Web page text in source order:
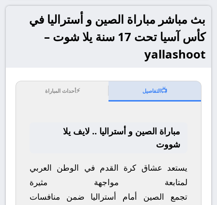
بث مباشر مباراة الصين و أستراليا في
كأس آسيا تحت 17 سنة يلا شوت –
yallashoot
📺التفاصيل ⚡أحداث المباراة
مباراة الصين و أستراليا .. لايف يلا
شووت
يستعد عشاق كرة القدم في الوطن العربي
لمتابعة مواجهة مثيرة
تجمع الصين أمام أستراليا ضمن منافسات